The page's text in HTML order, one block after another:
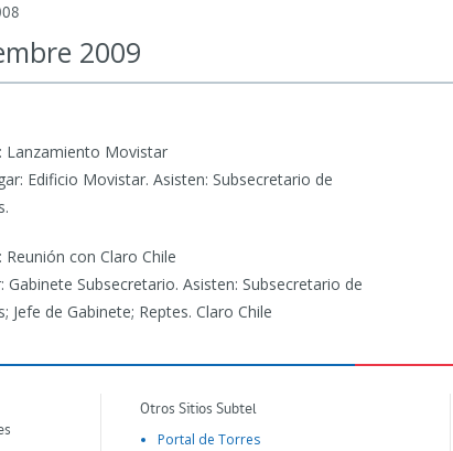
2009
Lanzamiento Movistar
Edificio Movistar. Asisten: Subsecretario de
Reunión con Claro Chile
Gabinete Subsecretario. Asisten: Subsecretario de
Jefe de Gabinete; Reptes. Claro Chile
Otros Sitios Subtel
Portal de Torres